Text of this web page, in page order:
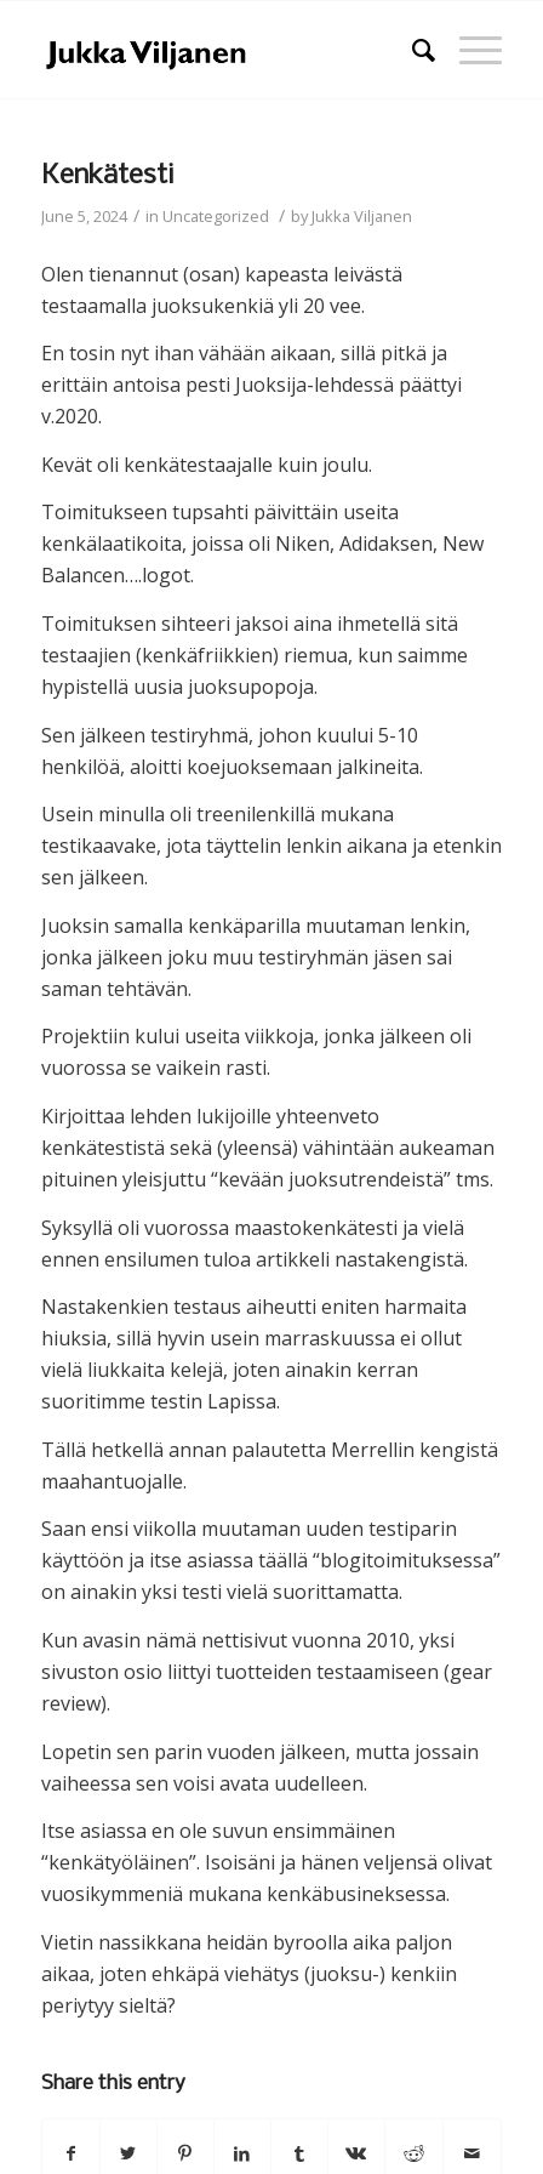
Kenkätesti
June 5, 2024 / in Uncategorized / byJukka Viljanen
Olen tienannut (osan) kapeasta leivästä
testaamalla juoksukenkiä yli 20 vee.
En tosin nyt ihan vähään aikaan, sillä pitkä ja
erittäin antoisa pesti Juoksija-lehdessä päättyi
v.2020.
Kevät oli kenkätestaajalle kuin joulu.
Toimitukseen tupsahti päivittäin useita
kenkälaatikoita, joissa oli Niken, Adidaksen, New
Balancen….logot.
Toimituksen sihteeri jaksoi aina ihmetellä sitä
testaajien (kenkäfriikkien) riemua, kun saimme
hypistellä uusia juoksupopoja.
Sen jälkeen testiryhmä, johon kuului 5-10
henkilöä, aloitti koejuoksemaan jalkineita.
Usein minulla oli treenilenkillä mukana
testikaavake, jota täyttelin lenkin aikana ja etenkin
sen jälkeen.
Juoksin samalla kenkäparilla muutaman lenkin,
jonka jälkeen joku muu testiryhmän jäsen sai
saman tehtävän.
Projektiin kului useita viikkoja, jonka jälkeen oli
vuorossa se vaikein rasti.
Kirjoittaa lehden lukijoille yhteenveto
kenkätestistä sekä (yleensä) vähintään aukeaman
pituinen yleisjuttu “kevään juoksutrendeistä” tms.
Syksyllä oli vuorossa maastokenkätesti ja vielä
ennen ensilumen tuloa artikkeli nastakengistä.
Nastakenkien testaus aiheutti eniten harmaita
hiuksia, sillä hyvin usein marraskuussa ei ollut
vielä liukkaita kelejä, joten ainakin kerran
suoritimme testin Lapissa.
Tällä hetkellä annan palautetta Merrellin kengistä
maahantuojalle.
Saan ensi viikolla muutaman uuden testiparin
käyttöön ja itse asiassa täällä “blogitoimituksessa”
on ainakin yksi testi vielä suorittamatta.
Kun avasin nämä nettisivut vuonna 2010, yksi
sivuston osio liittyi tuotteiden testaamiseen (gear
review).
Lopetin sen parin vuoden jälkeen, mutta jossain
vaiheessa sen voisi avata uudelleen.
Itse asiassa en ole suvun ensimmäinen
“kenkätyöläinen”. Isoisäni ja hänen veljensä olivat
vuosikymmeniä mukana kenkäbusineksessa.
Vietin nassikkana heidän byroolla aika paljon
aikaa, joten ehkäpä viehätys (juoksu-) kenkiin
periytyy sieltä?
Share this entry